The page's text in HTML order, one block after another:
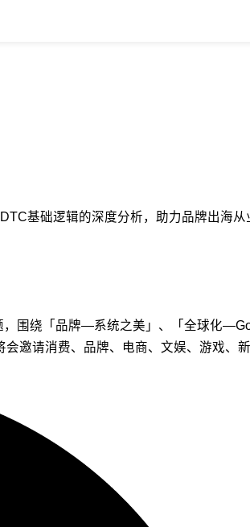
基础逻辑的深度分析，助力品牌出海从
，围绕「品牌—系统之美」、「全球化
请消费、品牌、电商、文娱、游戏、